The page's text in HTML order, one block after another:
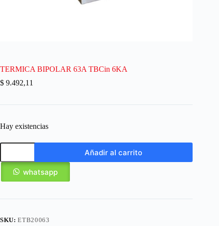
TERMICA BIPOLAR 63A TBCin 6KA
$ 9.492,11
Hay existencias
Añadir al carrito
whatsapp
SKU:ETB20063